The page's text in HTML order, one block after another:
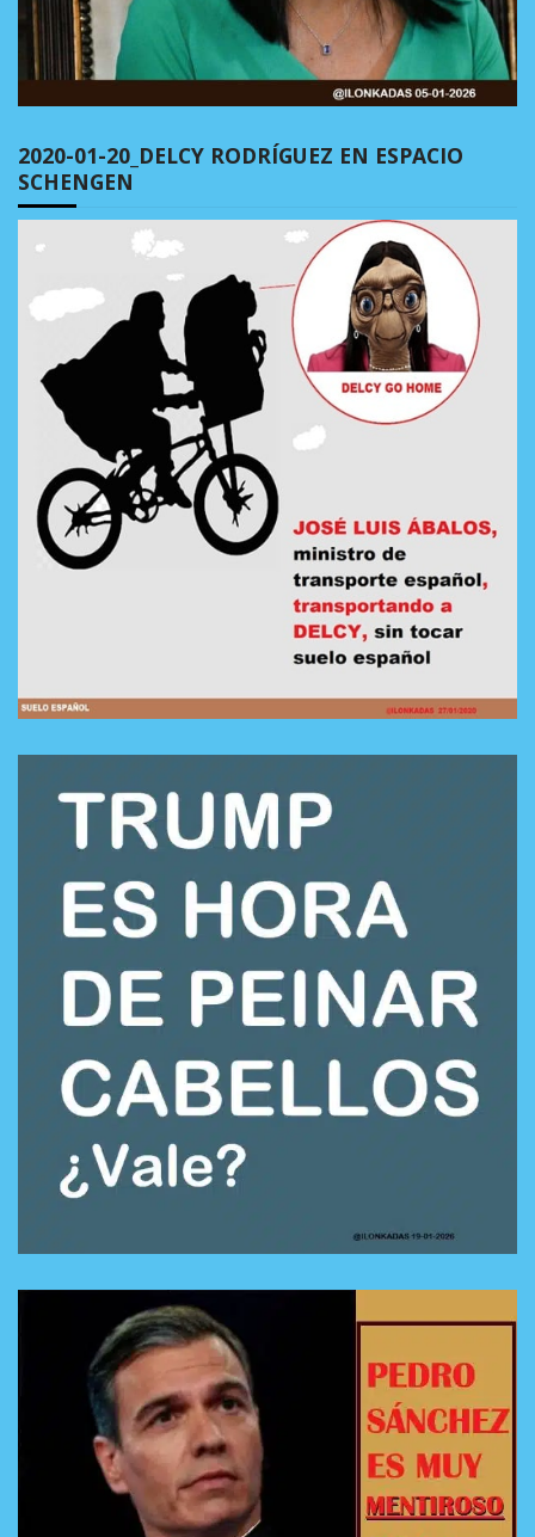
2020-01-20_DELCY RODRÍGUEZ EN ESPACIO
SCHENGEN